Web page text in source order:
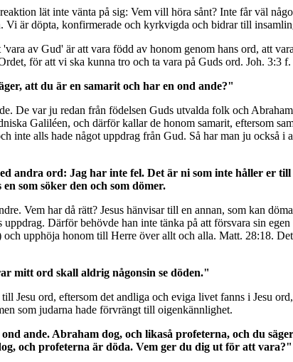
lät inte vänta på sig: Vem vill höra sånt? Inte får väl
är döpta, konfirmerade och kyrkvigda och bidrar till
av Gud' är att vara född av honom genom hans ord, att
för att vi ska kunna tro och ta vara på Guds ord. Joh. 3:3 f.
att du är en samarit och har en ond ande?"
De var ju redan från födelsen Guds utvalda folk och
Galiléen, och därför kallar de honom samarit, eftersom
inte alls hade något uppdrag från Gud. Så har man ju också
andra ord: Jag har inte fel. Det är ni som inte håller er
som söker den och som dömer.
Vem har då rätt? Jesus hänvisar till en annan, som kan
Därför behövde han inte tänka på att försvara sin
upphöja honom till Herre över allt och alla. Matt. 28:18.
mitt ord skall aldrig någonsin se döden."
Jesu ord, eftersom det andliga och eviga livet fanns i Jesu
som judarna hade förvrängt till oigenkännlighet.
ande. Abraham dog, och likaså profeterna, och du
och profeterna är döda. Vem ger du dig ut för att vara?"